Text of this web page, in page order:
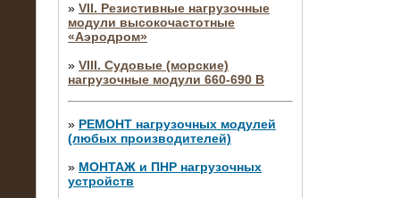
» VII. Резистивные нагрузочные
модули высокочастотные
«Аэродром»
» VIII. Судовые (морские)
нагрузочные модули 660-690 В
» РЕМОНТ нагрузочных модулей
(любых производителей)
» МОНТАЖ и ПНР нагрузочных
устройств